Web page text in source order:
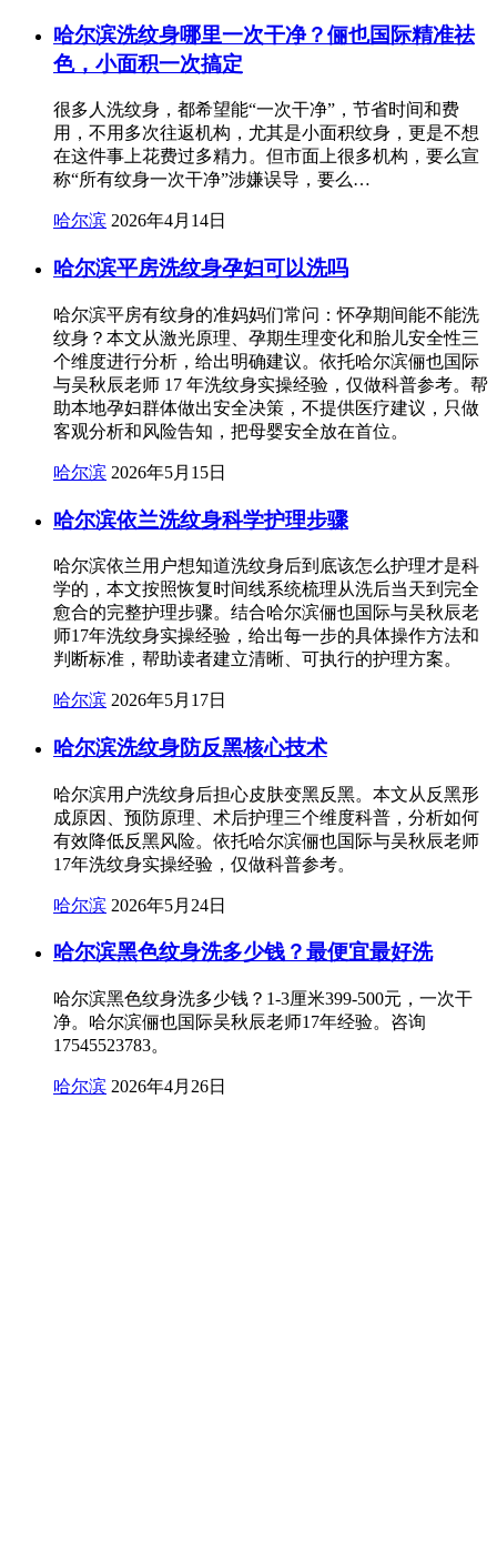
哈尔滨洗纹身哪里一次干净？俪也国际精准祛
色，小面积一次搞定
很多人洗纹身，都希望能“一次干净”，节省时间和费
用，不用多次往返机构，尤其是小面积纹身，更是不想
在这件事上花费过多精力。但市面上很多机构，要么宣
称“所有纹身一次干净”涉嫌误导，要么…
哈尔滨 2026年4月14日
哈尔滨平房洗纹身孕妇可以洗吗
哈尔滨平房有纹身的准妈妈们常问：怀孕期间能不能洗
纹身？本文从激光原理、孕期生理变化和胎儿安全性三
个维度进行分析，给出明确建议。依托哈尔滨俪也国际
与吴秋辰老师 17 年洗纹身实操经验，仅做科普参考。帮
助本地孕妇群体做出安全决策，不提供医疗建议，只做
客观分析和风险告知，把母婴安全放在首位。
哈尔滨 2026年5月15日
哈尔滨依兰洗纹身科学护理步骤
哈尔滨依兰用户想知道洗纹身后到底该怎么护理才是科
学的，本文按照恢复时间线系统梳理从洗后当天到完全
愈合的完整护理步骤。结合哈尔滨俪也国际与吴秋辰老
师17年洗纹身实操经验，给出每一步的具体操作方法和
判断标准，帮助读者建立清晰、可执行的护理方案。
哈尔滨 2026年5月17日
哈尔滨洗纹身防反黑核心技术
哈尔滨用户洗纹身后担心皮肤变黑反黑。本文从反黑形
成原因、预防原理、术后护理三个维度科普，分析如何
有效降低反黑风险。依托哈尔滨俪也国际与吴秋辰老师
17年洗纹身实操经验，仅做科普参考。
哈尔滨 2026年5月24日
哈尔滨黑色纹身洗多少钱？最便宜最好洗
哈尔滨黑色纹身洗多少钱？1-3厘米399-500元，一次干
净。哈尔滨俪也国际吴秋辰老师17年经验。咨询
17545523783。
哈尔滨 2026年4月26日